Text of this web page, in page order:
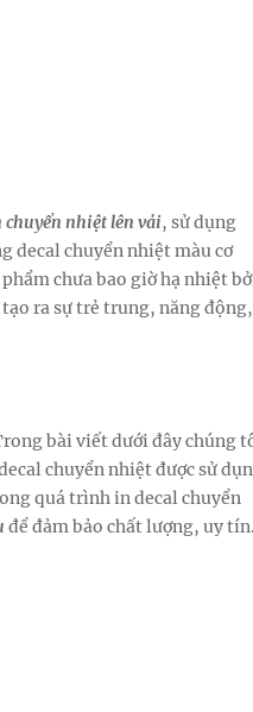
chuyển nhiệt lên vải, sử dụng
decal chuyển nhiệt màu cơ
chưa bao giờ hạ nhiệt
tạo ra sự trẻ trung, năng động,
bài viết dưới đây chúng
chuyển nhiệt được sử
quá trình in decal chuyển
để đảm bảo chất lượng, uy